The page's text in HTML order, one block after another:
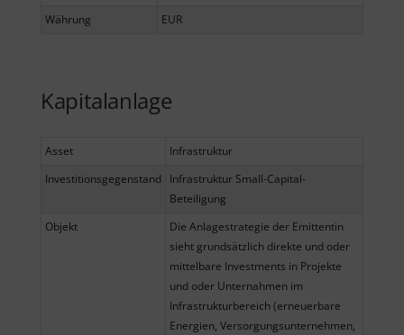
Währung
EUR
Kapitalanlage
Asset
Infrastruktur
Investitionsgegenstand
Infrastruktur Small-Capital-
Beteiligung
Objekt
Die Anlagestrategie der Emittentin
sieht grundsätzlich direkte und oder
mittelbare Investments in Projekte
und oder Unternahmen im
Infrastrukturbereich (erneuerbare
Energien, Versorgungsunternehmen,